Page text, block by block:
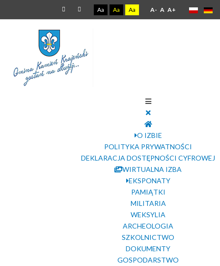
Aa Aa Aa A- A A+
O IZBIE
POLITYKA PRYWATNOŚCI
DEKLARACJA DOSTĘPNOŚCI CYFROWEJ
WIRTUALNA IZBA
EKSPONATY
PAMIĄTKI
MILITARIA
WEKSYLIA
ARCHEOLOGIA
SZKOLNICTWO
DOKUMENTY
GOSPODARSTWO